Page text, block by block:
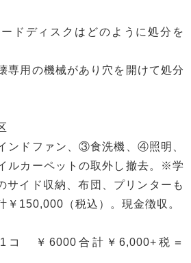
ドディスクはどのように処分を
専用の機械があり穴を開けて処分
ドファン、③食洗機、④照明、
カーペットの取外し撤去。※学
サイド収納、布団、プリンターも
￥150,000（税込）。現金徴収。
￥6000合計￥6,000+税＝